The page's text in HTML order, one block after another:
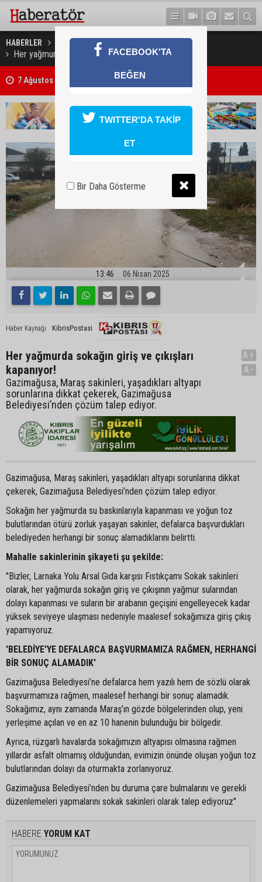
HABERLER GÜNDEM
Her yağmurda sokağın giriş ve çıkışları kapanıyor!
7 Ağustos 2026 Döviz Kurları
13:46 06 Nisan 2025
Haber Kaynağı KibrisPostasi
Her yağmurda sokağın giriş ve çıkışları
kapanıyor!
Gazimağusa, Maraş sakinleri, yaşadıkları altyapı
sorunlarına dikkat çekerek, Gazimağusa
Belediyesi’nden çözüm talep ediyor.
A+
A-
Gazimağusa, Maraş sakinleri, yaşadıkları altyapı sorunlarına dikkat
çekerek, Gazimağusa Belediyesi’nden çözüm talep ediyor.
Sokağın her yağmurda su baskınlarıyla kapanması ve yoğun toz
bulutlarından ötürü zorluk yaşayan sakinler, defalarca başvurdukları
belediyeden herhangi bir sonuç alamadıklarını belirtti.
Mahalle sakinlerinin şikayeti şu şekilde:
"Bizler, Larnaka Yolu Arsal Gıda karşısı Fıstıkçamı Sokak sakinleri
olarak, her yağmurda sokağın giriş ve çıkışının yağmur sularından
dolayı kapanması ve suların bir arabanın geçişini engelleyecek kadar
yüksek seviyeye ulaşması nedeniyle maalesef sokağımıza giriş çıkış
yapamıyoruz.
'BELEDİYE'YE DEFALARCA BAŞVURMAMIZA RAĞMEN, HERHANGİ
BİR SONUÇ ALAMADIK'
Gazimağusa Belediyesi’ne defalarca hem yazılı hem de sözlü olarak
başvurmamıza rağmen, maalesef herhangi bir sonuç alamadık.
Sokağımız, aynı zamanda Maraş’ın gözde bölgelerinden olup, yeni
yerleşime açılan ve en az 10 hanenin bulunduğu bir bölgedir.
Ayrıca, rüzgarlı havalarda sokağımızın altyapısı olmasına rağmen
yıllardır asfalt olmamış olduğundan, evimizin önünde oluşan yoğun toz
bulutlarından dolayı da oturmakta zorlanıyoruz.
Gazimağusa Belediyesi’nden bu duruma çare bulmalarını ve gerekli
düzenlemeleri yapmalarını sokak sakinleri olarak talep ediyoruz"
HABERE YORUM KAT
FACEBOOK'TA
BEĞEN
TWITTER'DA TAKİP
ET
Bir Daha Gösterme